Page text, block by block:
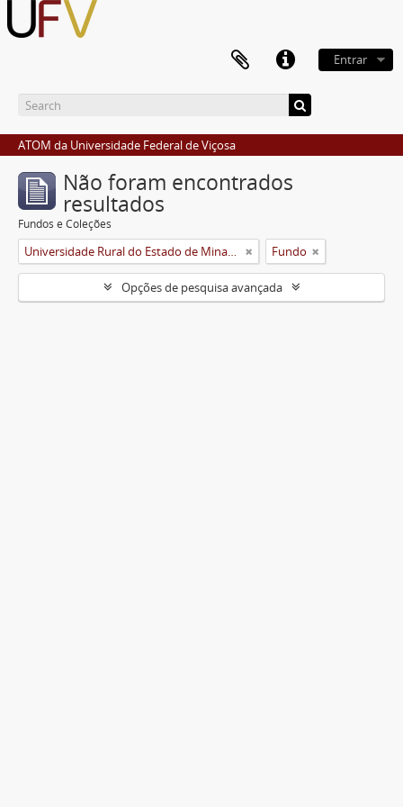
Entrar
ATOM da Universidade Federal de Viçosa
Não foram encontrados
resultados
Fundos e Coleções
Universidade Rural do Estado de Minas Gerais (Uremg) Fundo
Opções de pesquisa avançada